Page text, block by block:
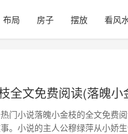
布局 房子 摆放 看风
全文免费阅读(落魄
门小说落魄小金枝的全文免费
。小说的主人公穆绿萍从小娇